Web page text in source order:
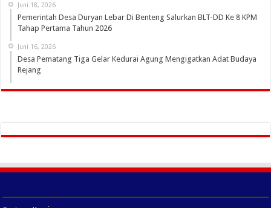
Juni 18, 2026
Pemerintah Desa Duryan Lebar Di Benteng Salurkan BLT-DD Ke 8 KPM
Tahap Pertama Tahun 2026
Juni 16, 2026
Desa Pematang Tiga Gelar Kedurai Agung Mengigatkan Adat Budaya
Rejang